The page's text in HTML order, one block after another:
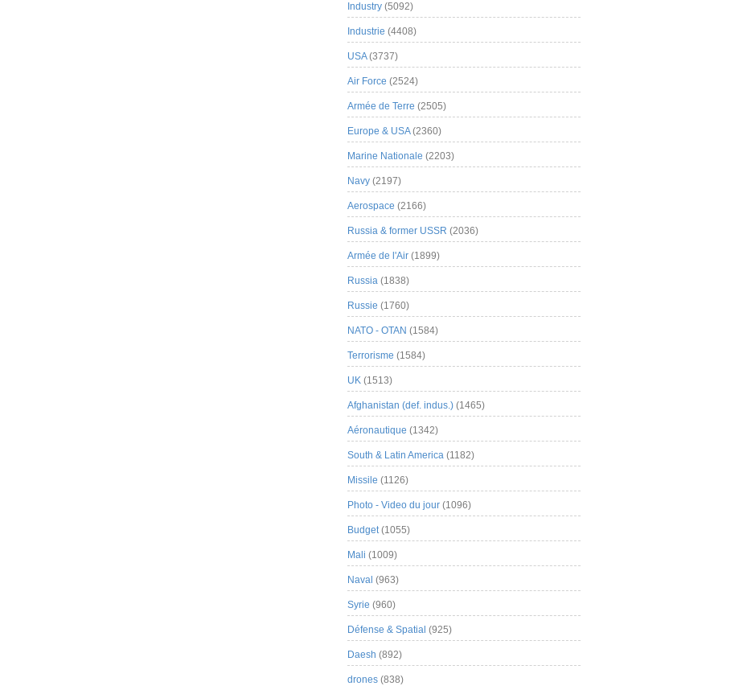
Industry (5092)
Industrie (4408)
USA(3737)
Air Force (2524)
Armée de Terre (2505)
Europe & USA(2360)
Marine Nationale (2203)
Navy (2197)
Aerospace (2166)
Russia & former USSR (2036)
Armée de l'Air (1899)
Russia (1838)
Russie (1760)
NATO - OTAN (1584)
Terrorisme (1584)
UK (1513)
Afghanistan (def. indus.) (1465)
Aéronautique (1342)
South & Latin America (1182)
Missile (1126)
Photo - Video du jour (1096)
Budget(1055)
Mali (1009)
Naval (963)
Syrie (960)
Défense & Spatial (925)
Daesh (892)
drones (838)